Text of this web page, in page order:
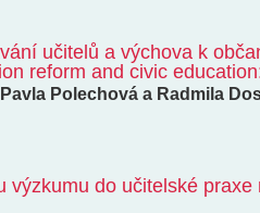
učitelů a výchova k
reform and civic
Polechová a Radmila
výzkumu do učitelské